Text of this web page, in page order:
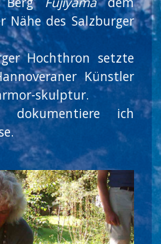
Nähe des Salzburger
Hochthron setzte
Künstler
skulptur.
dokumentiere ich